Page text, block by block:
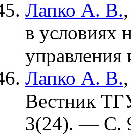
Лапко А. В.
в условиях
Лапко А. В.
Вестник
3(24). — С.